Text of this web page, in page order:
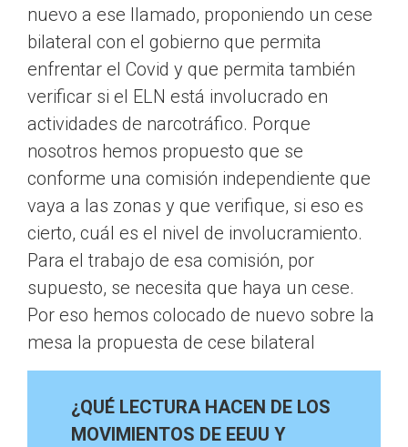
nuevo a ese llamado, proponiendo un cese
bilateral con el gobierno que permita
enfrentar el Covid y que permita también
verificar si el ELN está involucrado en
actividades de narcotráfico. Porque
nosotros hemos propuesto que se
conforme una comisión independiente que
vaya a las zonas y que verifique, si eso es
cierto, cuál es el nivel de involucramiento.
Para el trabajo de esa comisión, por
supuesto, se necesita que haya un cese.
Por eso hemos colocado de nuevo sobre la
mesa la propuesta de cese bilateral
¿QUÉ LECTURA HACEN DE LOS
MOVIMIENTOS DE EEUU Y